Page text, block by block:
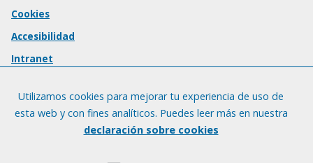
Cookies
Accesibilidad
Intranet
Utilizamos cookies para mejorar tu experiencia de uso de
esta web y con fines analíticos. Puedes leer más en nuestra
declaración sobre cookies